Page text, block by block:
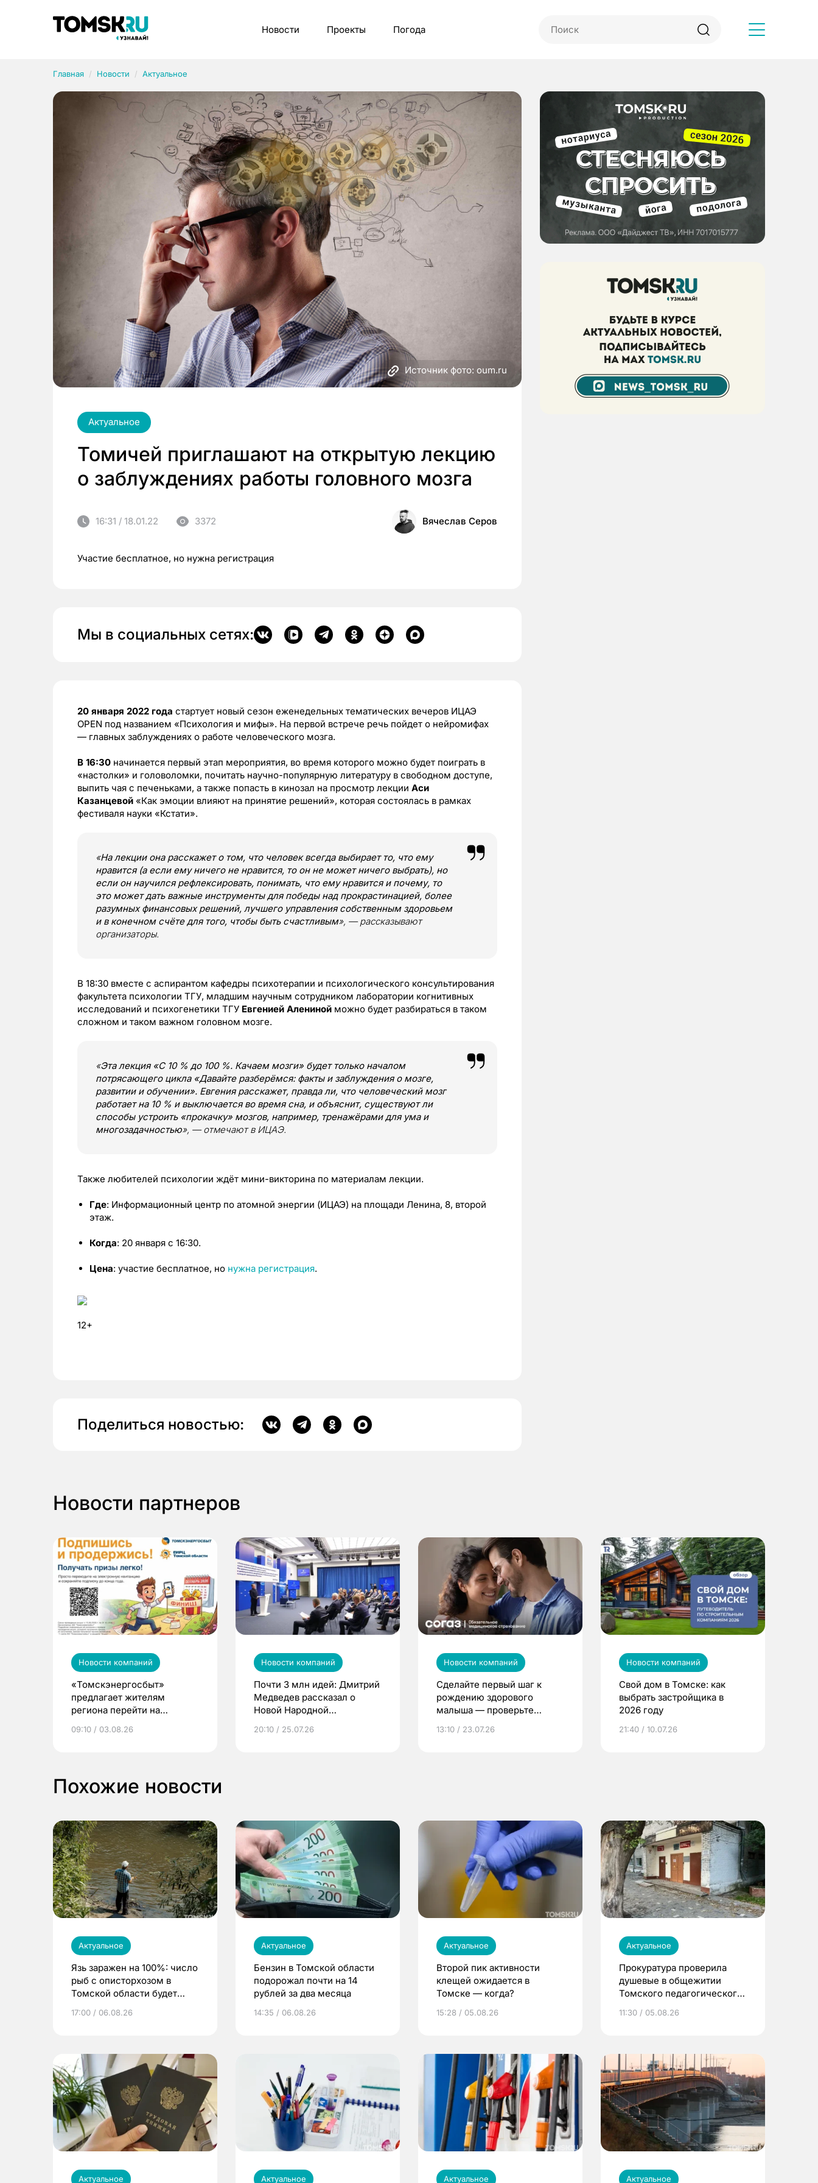
Новости Проекты Погода
Главная Новости Актуальное
Источник фото: oum.ru
Актуальное
Томичей приглашают на открытую лекцию
о заблуждениях работы головного мозга
16:31 / 18.01.22 3372 Вячеслав Серов
Участие бесплатное, но нужна регистрация
Мы в социальных сетях:
20 января 2022 года стартует новый сезон еженедельных тематических вечеров ИЦАЭ
OPEN под названием «Психология и мифы». На первой встрече речь пойдет о нейромифах
— главных заблуждениях о работе человеческого мозга.
В 16:30 начинается первый этап мероприятия, во время которого можно будет поиграть в
«настолки» и головоломки, почитать научно-популярную литературу в свободном доступе,
выпить чая с печеньками, а также попасть в кинозал на просмотр лекции Аси
Казанцевой «Как эмоции влияют на принятие решений», которая состоялась в рамках
фестиваля науки «Кстати».
«На лекции она расскажет о том, что человек всегда выбирает то, что ему
нравится (а если ему ничего не нравится, то он не может ничего выбрать), но
если он научился рефлексировать, понимать, что ему нравится и почему, то
это может дать важные инструменты для победы над прокрастинацией, более
разумных финансовых решений, лучшего управления собственным здоровьем
и в конечном счёте для того, чтобы быть счастливым», — рассказывают
организаторы.
В 18:30 вместе с аспирантом кафедры психотерапии и психологического консультирования
факультета психологии ТГУ, младшим научным сотрудником лаборатории когнитивных
исследований и психогенетики ТГУ Евгенией Алениной можно будет разбираться в таком
сложном и таком важном головном мозге.
«Эта лекция «С 10 % до 100 %. Качаем мозги» будет только началом
потрясающего цикла «Давайте разберёмся: факты и заблуждения о мозге,
развитии и обучении». Евгения расскажет, правда ли, что человеческий мозг
работает на 10 % и выключается во время сна, и объяснит, существуют ли
способы устроить «прокачку» мозгов, например, тренажёрами для ума и
многозадачностью», — отмечают в ИЦАЭ.
Также любителей психологии ждёт мини-викторина по материалам лекции.
Где: Информационный центр по атомной энергии (ИЦАЭ) на площади Ленина, 8, второй
этаж.
Когда: 20 января с 16:30.
Цена: участие бесплатное, но нужна регистрация.
12+
Поделиться новостью:
Новости партнеров
Новости компаний
«Томскэнергосбыт»
предлагает жителям
региона перейти на
выиграть призы
09:10 / 03.08.26
Новости компаний
Почти 3 млн идей: Дмитрий
Медведев рассказал о
Новой Народной
20:10 / 25.07.26
Новости компаний
Сделайте первый шаг к
рождению здорового
малыша — проверьте
по ОМС!
13:10 / 23.07.26
Новости компаний
Свой дом в Томске: как
выбрать застройщика в
2026 году
21:40 / 10.07.26
Похожие новости
Актуальное
Язь заражен на 100%: число
рыб с описторхозом в
Томской области будет
17:00 / 06.08.26
Актуальное
Бензин в Томской области
подорожал почти на 14
рублей за два месяца
14:35 / 06.08.26
Актуальное
Второй пик активности
клещей ожидается в
Томске — когда?
15:28 / 05.08.26
Актуальное
Прокуратура проверила
душевые в общежитии
Томского педагогического
11:30 / 05.08.26
Актуальное Актуальное Актуальное Актуальное
Рубрики